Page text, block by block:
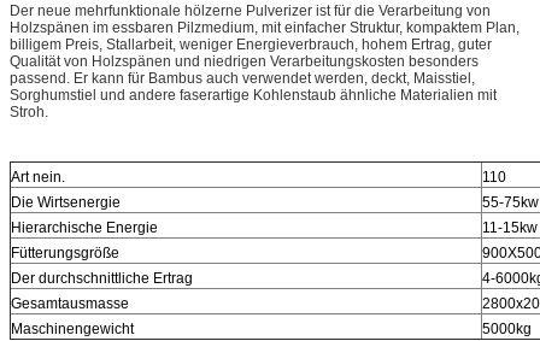
Der neue mehrfunktionale hölzerne Pulverizer ist für die Verarbeitung von
Holzspänen im essbaren Pilzmedium, mit einfacher Struktur, kompaktem Plan,
billigem Preis, Stallarbeit, weniger Energieverbrauch, hohem Ertrag, guter
Qualität von Holzspänen und niedrigen Verarbeitungskosten besonders
passend. Er kann für Bambus auch verwendet werden, deckt, Maisstiel,
Sorghumstiel und andere faserartige Kohlenstaub ähnliche Materialien mit
Stroh.
Art nein.
110
Die Wirtsenergie
55-75kw
Hierarchische Energie
11-15kw
Fütterungsgröße
Der durchschnittliche Ertrag
4-
Gesamtausmasse
Maschinengewicht
5000kg